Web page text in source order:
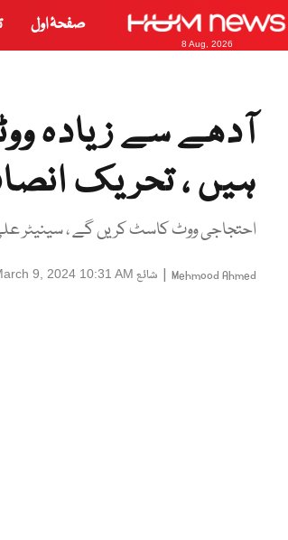
8 Aug, 2026
صفحۂ اول
آدھے سے زیادہ
ہیں ، تحریک
احتجاجی ووٹ کاسٹ کریں گے ، سینیٹر
Mehmood Ahmed
| شائع 9, 2024 10:31 AM